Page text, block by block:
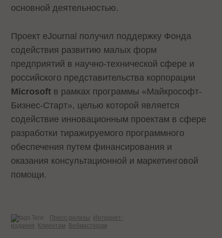
основной деятельностью.
Проект eJournal получил поддержку Фонда
содействия развитию малых форм
предприятий в научно-технической сфере и
российского представительства корпорации
Microsoft в рамках программы «Майкрософт-
Бизнес-Старт», целью которой является
содействие инновационным проектам в сфере
разработки тиражируемого программного
обеспечения путем финансирования и
оказания консультационной и маркетинговой
помощи.
Теги: Пресс-релизы Интернет-
издания
Клиентам Вебмастерам